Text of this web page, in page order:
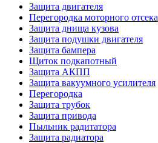
Защита двигателя
Перегородка моторного отсека
Защита днища кузова
Защита подушки двигателя
Защита бампера
Щиток подкапотный
Защита АКПП
Защита вакуумного усилителя
Перегородка
Защита трубок
Защита привода
Пыльник радитатора
Защита радиатора